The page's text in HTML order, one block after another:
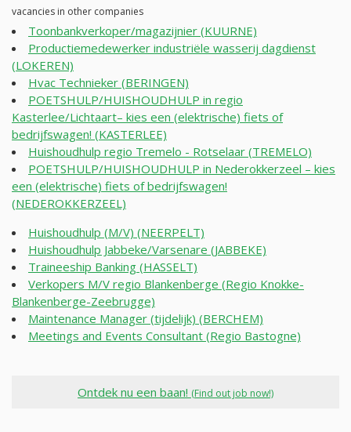
vacancies in other companies
Toonbankverkoper/magazijnier (KUURNE)
Productiemedewerker industriële wasserij dagdienst
(LOKEREN)
Hvac Technieker (BERINGEN)
POETSHULP/HUISHOUDHULP in regio
Kasterlee/Lichtaart– kies een (elektrische) fiets of
bedrijfswagen! (KASTERLEE)
Huishoudhulp regio Tremelo - Rotselaar (TREMELO)
POETSHULP/HUISHOUDHULP in Nederokkerzeel – kies
een (elektrische) fiets of bedrijfswagen!
(NEDEROKKERZEEL)
Huishoudhulp (M/V) (NEERPELT)
Huishoudhulp Jabbeke/Varsenare (JABBEKE)
Traineeship Banking (HASSELT)
Verkopers M/V regio Blankenberge (Regio Knokke-
Blankenberge-Zeebrugge)
Maintenance Manager (tijdelijk) (BERCHEM)
Meetings and Events Consultant (Regio Bastogne)
Ontdek nu een baan! (Find out job now!)